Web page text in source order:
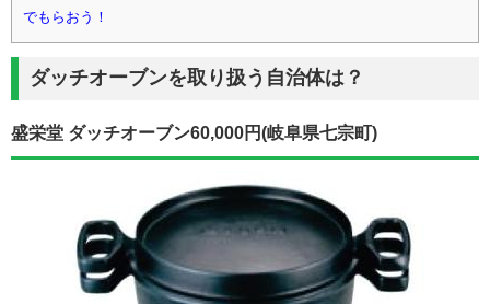
でもらおう！
ダッチオーブンを取り扱う自治体は？
盛栄堂 ダッチオーブン60,000円(岐阜県七宗町)